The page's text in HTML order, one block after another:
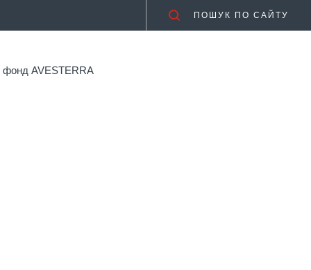
ПОШУК ПО САЙТУ
фонд AVESTERRA